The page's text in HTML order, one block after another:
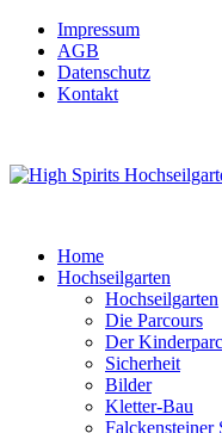
Impressum
AGB
Datenschutz
Kontakt
Home
Hochseilgarten
Hochseilgarten
Die Parcours
Der
Sicherheit
Bilder
Kletter-Bau
Falckensteiner